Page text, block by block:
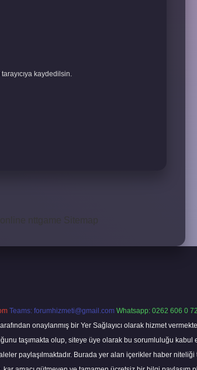
kaydedilsin.
nttgame Sitemap
Teams: forumhizmeti@gmail.com Whatsapp: 0262 606 0
onaylanmış bir Yer Sağlayıcı olarak hizmet
taşımakta olup, siteye üye olarak bu sorumluluğu
paylaşılmaktadır. Burada yer alan içerikler haber